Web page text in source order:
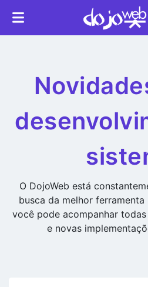
O DojoWeb está
busca da melhor
você pode acompanhar
e novas